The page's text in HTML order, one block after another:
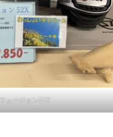
フュージョン52X